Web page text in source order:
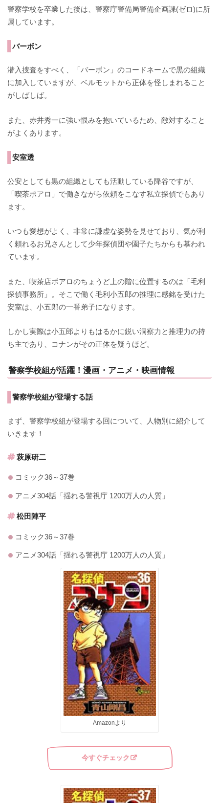
警察学校を卒業した後は、警察庁警備局警備企画課(ゼロ)に所
属しています。
バーボン
潜入捜査をすべく、「バーボン」のコードネームで黒の組織
に加入していますが、ベルモットから正体を怪しまれること
がしばしば。
また、赤井秀一に強い恨みを抱いているため、敵対すること
がよくあります。
安室透
公安としても黒の組織としても活動している降谷ですが、
「喫茶ポアロ」で働きながら依頼をこなす私立探偵でもあり
ます。
いつも愛想がよく、非常に謙虚な姿勢を見せており、気が利
く頼れるお兄さんとして少年探偵団や園子たちからも慕われ
ています。
また、喫茶店ポアロのちょうど上の階に位置するのは「毛利
探偵事務所」。そこで働く毛利小五郎の推理に感銘を受けた
安室は、小五郎の一番弟子になります。
しかし実際は小五郎よりもはるかに鋭い洞察力と推理力の持
ち主であり、コナンがその正体を疑うほど。
警察学校組が活躍！漫画・アニメ・映画情報
警察学校組が登場する話
まず、警察学校組が登場する回について、人物別に紹介して
いきます！
萩原研二
コミック36～37巻
アニメ304話「揺れる警視庁 1200万人の人質」
松田陣平
コミック36～37巻
アニメ304話「揺れる警視庁 1200万人の人質」
Amazonより
今すぐチェック